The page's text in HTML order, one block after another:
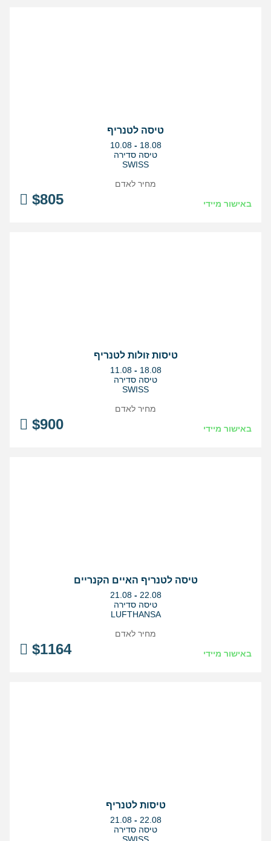
טיסה לטנריף
בין
התאריכים,
10.08 - 18.08
טיסה סדירה
SWISS
באישור מיידי $805
מחיר לאדם
טיסות זולות לטנריף
בין
התאריכים,
11.08 - 18.08
טיסה סדירה
SWISS
באישור מיידי $900
מחיר לאדם
טיסה לטנריף האיים הקנריים
בין
התאריכים,
21.08 - 22.08
טיסה סדירה
LUFTHANSA
באישור מיידי $1164
מחיר לאדם
טיסות לטנריף
בין
התאריכים,
21.08 - 22.08
טיסה סדירה